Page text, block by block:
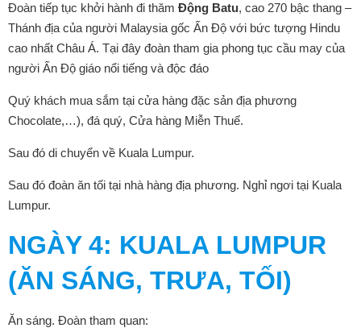
Đoàn tiếp tục khởi hành đi thăm Động Batu, cao 270 bậc thang –
Thánh địa của người Malaysia gốc Ấn Độ với bức tượng Hindu
cao nhất Châu Á. Tại đây đoàn tham gia phong tục cầu may của
người Ấn Độ giáo nổi tiếng và độc đáo
Quý khách mua sắm tại cửa hàng đặc sản địa phương
Chocolate,…), đá quý, Cửa hàng Miễn Thuế.
Sau đó di chuyển về Kuala Lumpur.
Sau đó đoàn ăn tối tại nhà hàng địa phương. Nghỉ ngơi tại Kuala
Lumpur.
NGÀY 4: KUALA LUMPUR
(ĂN SÁNG, TRƯA, TỐI)
Ăn sáng. Đoàn tham quan: